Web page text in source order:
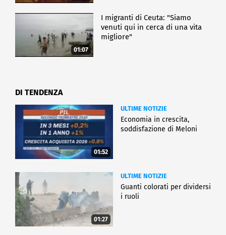
01:07
I migranti di Ceuta: "Siamo
venuti qui in cerca di una vita
migliore"
DI TENDENZA
01:52
ULTIME NOTIZIE
Economia in crescita,
soddisfazione di Meloni
01:27
ULTIME NOTIZIE
Guanti colorati per dividersi
i ruoli